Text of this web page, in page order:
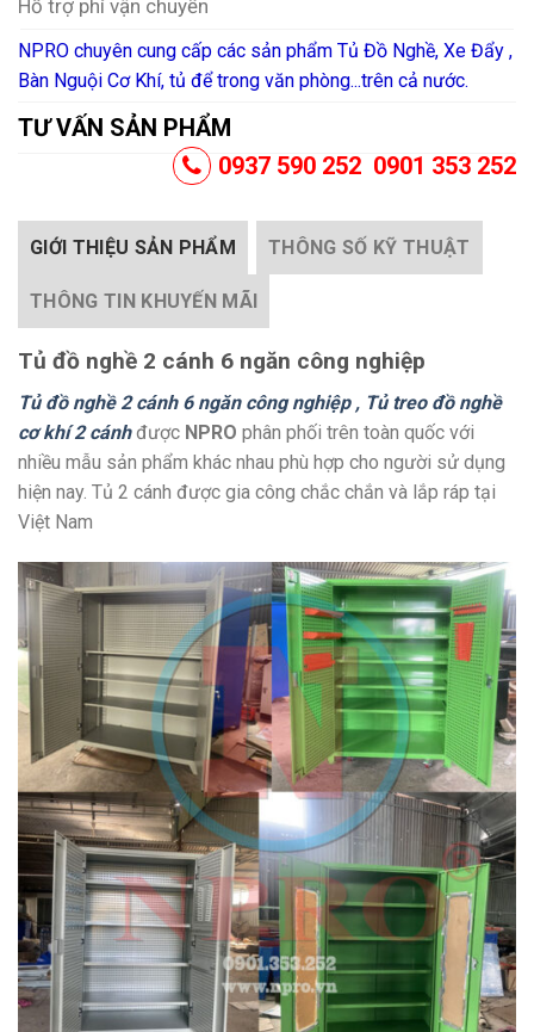
Hỗ trợ phí vận chuyển
NPRO chuyên cung cấp các sản phẩm Tủ Đồ Nghề, Xe Đẩy ,
Bàn Nguội Cơ Khí, tủ để trong văn phòng...trên cả nước.
TƯ VẤN SẢN PHẨM
0937 590 252 0901 353 252
GIỚI THIỆU SẢN PHẨM THÔNG SỐ KỸ THUẬT
THÔNG TIN KHUYẾN MÃI
Tủ đồ nghề 2 cánh 6 ngăn công nghiệp
Tủ đồ nghề 2 cánh 6 ngăn công nghiệp , Tủ treo đồ nghề
cơ khí 2 cánhđược NPRO phân phối trên toàn quốc với
nhiều mẫu sản phẩm khác nhau phù hợp cho người sử dụng
hiện nay. Tủ 2 cánh được gia công chắc chắn và lắp ráp tại
Việt Nam